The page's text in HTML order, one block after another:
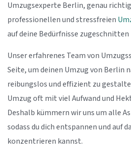
Umzugsexperte Berlin, genau
professionellen und stressfreien
auf deine Bedürfnisse zugeschnitten
Unser erfahrenes Team von
Seite, um deinen Umzug von Berlin
reibungslos und effizient zu
Umzug oft mit viel Aufwand und
Deshalb kümmern wir uns um alle
sodass du dich entspannen und auf
konzentrieren kannst.